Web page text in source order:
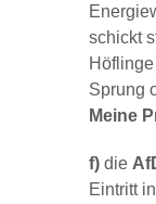
schickt
Sprung
Meine
f) die
Eintritt